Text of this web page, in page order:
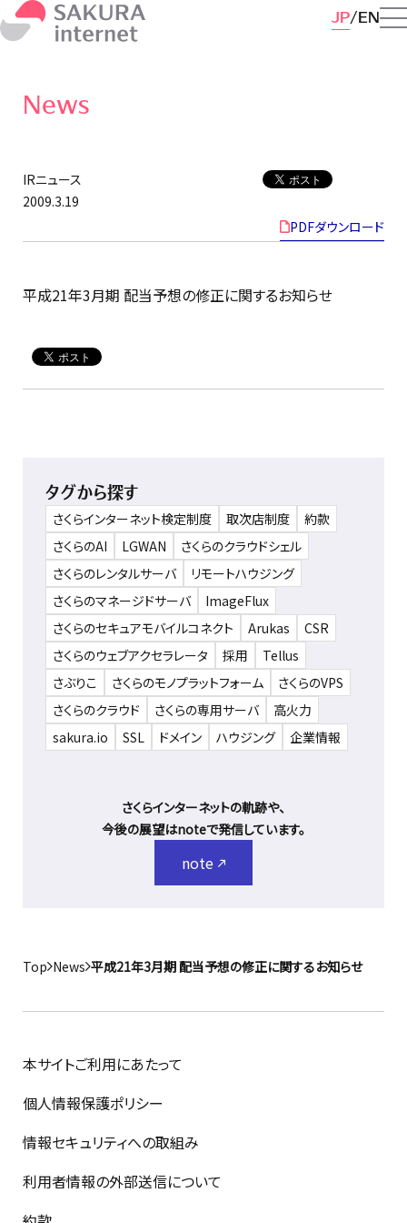
JP EN
News
IRニュース
2009.3.19
PDFダウンロード
平成21年3月期 配当予想の修正に関するお知らせ
タグから探す
さくらインターネット検定制度 取次店制度
約款
さくらのAI
LGWAN
さくらのクラウドシェル
さくらのレンタルサーバ
リモートハウジング
さくらのマネージドサーバ
ImageFlux
さくらのセキュアモバイルコネクト
Arukas
CSR
さくらのウェブアクセラレータ
採用
Tellus
さぶりこ
さくらのモノプラットフォーム
さくらのVPS
さくらのクラウド
さくらの専用サーバ
高火力
sakura.io
SSL ドメイン ハウジング 企業情報
さくらインターネットの軌跡や、
今後の展望はnoteで発信しています。
note
Top News 平成21年3月期 配当予想の修正に関するお知らせ
本サイトご利用にあたって
個人情報保護ポリシー
情報セキュリティへの取組み
利用者情報の外部送信について